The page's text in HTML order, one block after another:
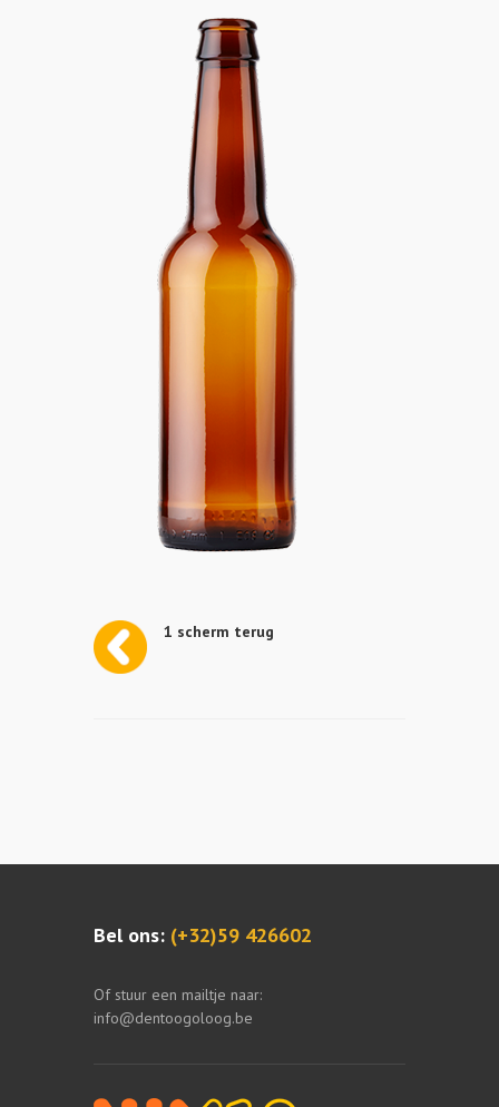
1 scherm terug
Bel ons: (+32)59 426602
Of stuur een mailtje naar:
info@dentoogoloog.be